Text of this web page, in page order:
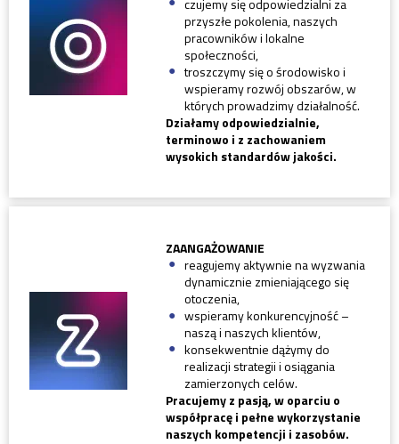
czujemy się odpowiedzialni za
przyszłe pokolenia, naszych
pracowników i lokalne
społeczności,
troszczymy się o środowisko i
wspieramy rozwój obszarów, w
których prowadzimy działalność.
Działamy odpowiedzialnie,
terminowo i z zachowaniem
wysokich standardów jakości.
ZAANGAŻOWANIE
reagujemy aktywnie na wyzwania
dynamicznie zmieniającego się
otoczenia,
wspieramy konkurencyjność –
naszą i naszych klientów,
konsekwentnie dążymy do
realizacji strategii i osiągania
zamierzonych celów.
Pracujemy z pasją, w oparciu o
współpracę i pełne wykorzystanie
naszych kompetencji i zasobów.